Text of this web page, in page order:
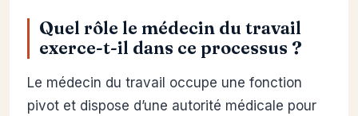
Quel rôle le médecin du travail
exerce-t-il dans ce processus ?
Le médecin du travail occupe une fonction
pivot et dispose d’une autorité médicale pour